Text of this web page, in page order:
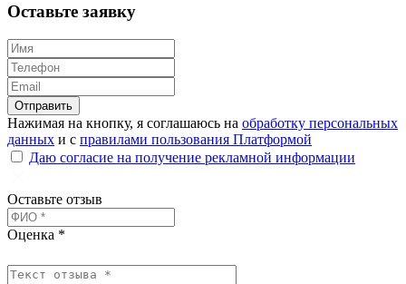
Оставьте заявку
Отправить
Нажимая на кнопку, я соглашаюсь на обработку персональных
данных и с правилами пользования Платформой
Даю согласие на получение рекламной информации
Оставьте отзыв
Оценка *